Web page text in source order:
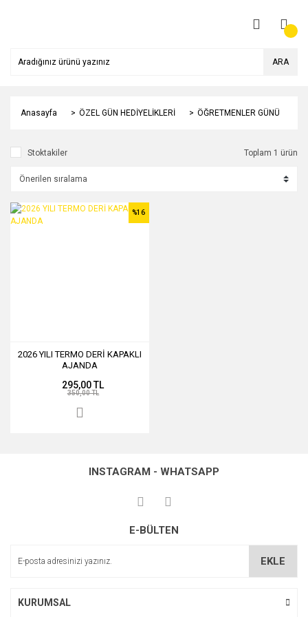
ARA
Anasayfa ÖZEL GÜN HEDİYELİKLERİ ÖĞRETMENLER GÜNÜ
Stoktakiler Toplam 1 ürün
2026 YILI TERMO DERİ KAPAKLI
AJANDA
%16
295,00 TL
350,00 TL
INSTAGRAM - WHATSAPP
E-BÜLTEN
EKLE
KURUMSAL